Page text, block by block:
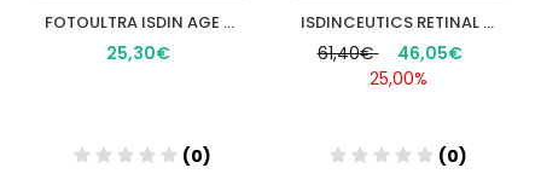
FOTOULTRA ISDIN AGE REPAIR50ML
25,30€
(0)
ISDINCEUTICS RETINAL INTENSE 1 ENVASE 50 ML
61,40€
46,05€
25,00%
(0)